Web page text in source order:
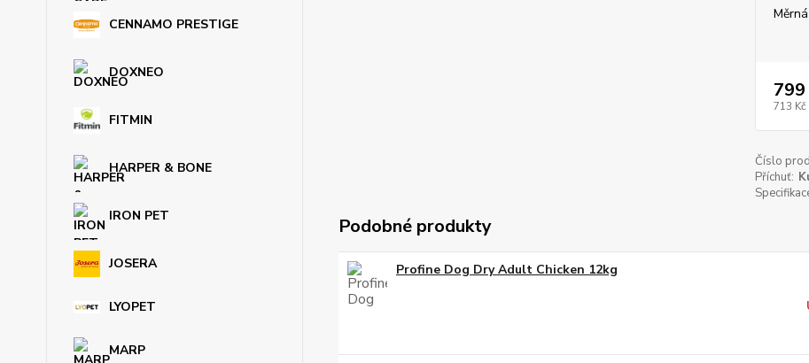
CENNAMO PRESTIGE
DOXNEO
FITMIN
HARPER & BONE
IRON PET
JOSERA
LYOPET
MARP
799
713 Kč
Číslo
Příchuť:
Podobné produkty
Profine Dog Dry Adult Chicken 12kg